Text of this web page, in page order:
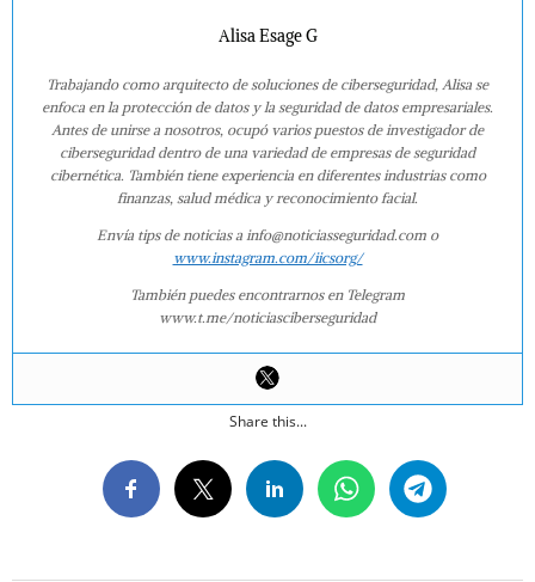
Alisa Esage G
Trabajando como arquitecto de soluciones de ciberseguridad, Alisa se
enfoca en la protección de datos y la seguridad de datos empresariales.
Antes de unirse a nosotros, ocupó varios puestos de investigador de
ciberseguridad dentro de una variedad de empresas de seguridad
cibernética. También tiene experiencia en diferentes industrias como
finanzas, salud médica y reconocimiento facial.
Envía tips de noticias a info@noticiasseguridad.com o
www.instagram.com/iicsorg/
También puedes encontrarnos en Telegram
www.t.me/noticiasciberseguridad
Share this...